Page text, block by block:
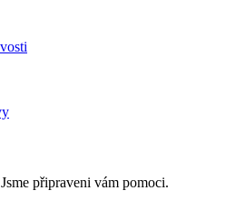
připraveni vám pomoci.